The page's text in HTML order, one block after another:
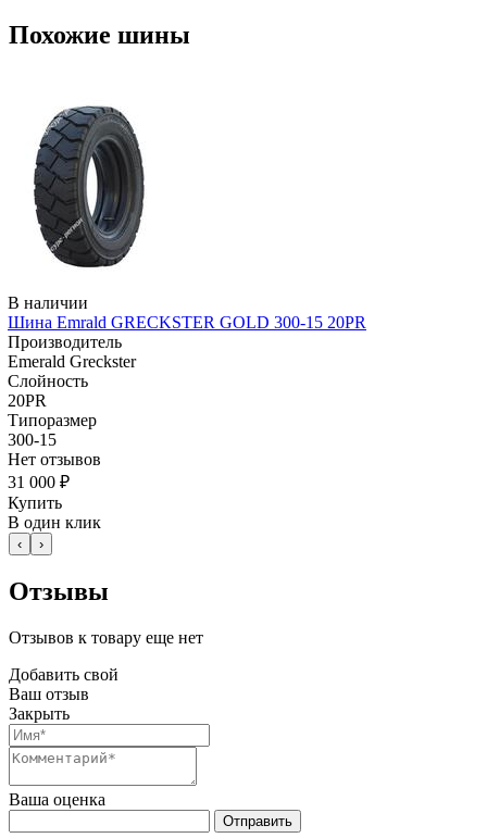
Похожие шины
В наличии
Шина Emrald GRECKSTER GOLD 300-15 20PR
Производитель
Emerald Greckster
Слойность
20PR
Типоразмер
300-15
Нет отзывов
31 000 ₽
Купить
В один клик
‹ ›
Отзывы
Отзывов к товару еще нет
Добавить свой
Ваш отзыв
Закрыть
Ваша оценка
Отправить